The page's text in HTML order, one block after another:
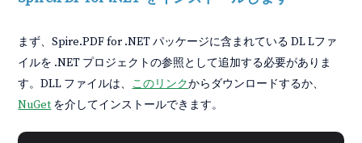
まず、Spire.PDF for .NET パッケージに含まれている DL Lファ
イルを .NET プロジェクトの参照として追加する必要がありま
す。DLL ファイルは、 このリンクからダウンロードするか、
NuGet を介してインストールできます。